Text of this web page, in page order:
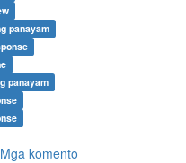
panayam
panayam
Mga komento